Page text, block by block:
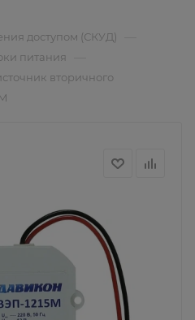
доступом (СКУД)
питания
вторичного